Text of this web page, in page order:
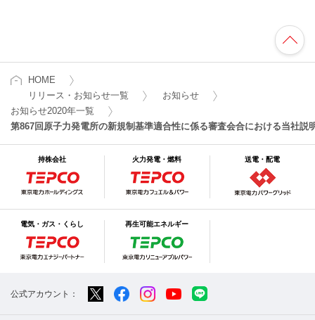
HOME
リリース・お知らせ一覧
お知らせ
お知らせ2020年一覧
第867回原子力発電所の新規制基準適合性に係る審査会合における当社説
持株会社 火力発電・燃料 送電・配電
電気・ガス・くらし 再生可能エネルギー
公式アカウント：